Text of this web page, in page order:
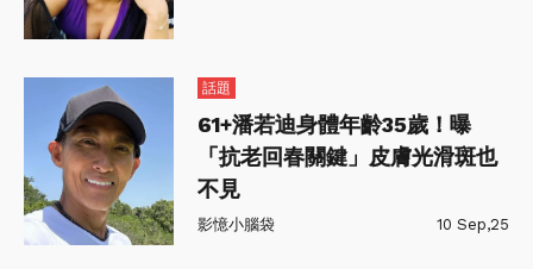
話題
61+潘若迪身體年齡35歲！曝
「抗老回春關鍵」皮膚光滑斑也
不見
影憶小腦袋 10 Sep,25